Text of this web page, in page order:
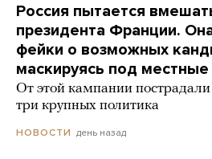
Россия пытается
президента Франции.
фейки о возможных
маскируясь под местные
От этой кампании
три крупных политика
НОВОСТИ день назад